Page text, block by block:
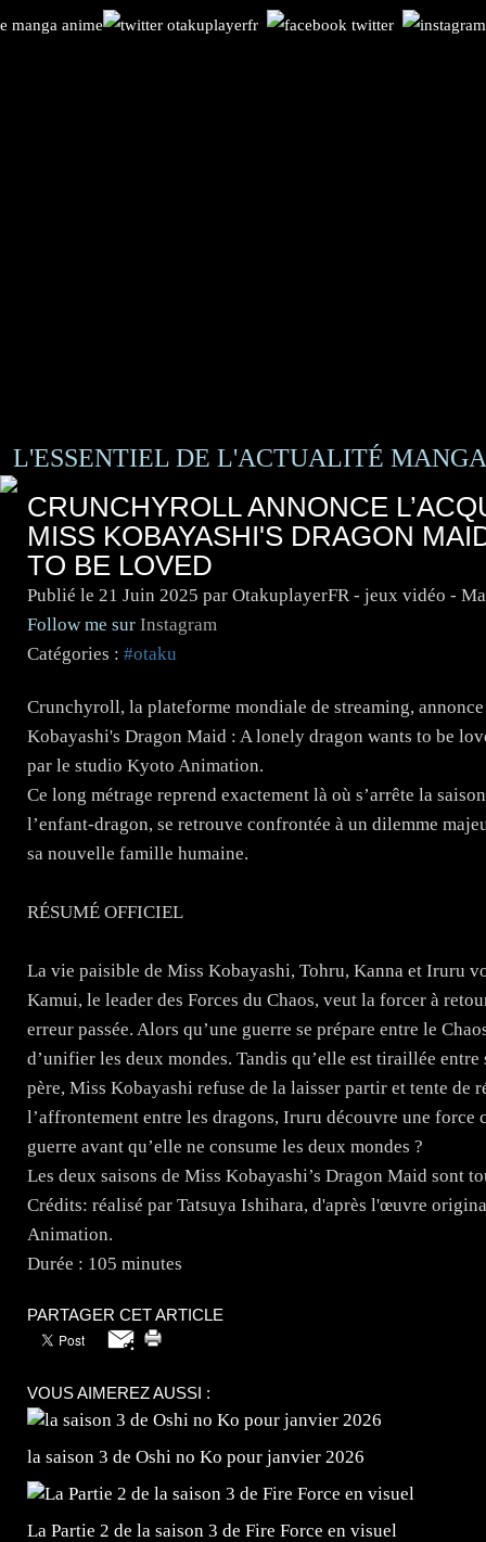
L'ESSENTIEL DE L'ACTUALITÉ
CRUNCHYROLL ANNONCE
MISS KOBAYASHI'S DRAGON
TO BE LOVED
Publié le 21 Juin 2025 par OtakuplayerFR - jeux vidéo -
Follow me sur Instagram
Catégories : #otaku
Crunchyroll, la plateforme mondiale de streaming,
Kobayashi's Dragon Maid : A lonely dragon wants to be
par le studio Kyoto Animation.
Ce long métrage reprend exactement là où s’arrête la
l’enfant-dragon, se retrouve confrontée à un dilemme
sa nouvelle famille humaine.
RÉSUMÉ OFFICIEL
La vie paisible de Miss Kobayashi, Tohru, Kanna et Iruru
Kamui, le leader des Forces du Chaos, veut la forcer à
erreur passée. Alors qu’une guerre se prépare entre le
d’unifier les deux mondes. Tandis qu’elle est tiraillée
père, Miss Kobayashi refuse de la laisser partir et tente de
l’affrontement entre les dragons, Iruru découvre une
guerre avant qu’elle ne consume les deux mondes ?
Les deux saisons de Miss Kobayashi’s Dragon Maid sont
Crédits: réalisé par Tatsuya Ishihara, d'après l'œuvre
Animation.
Durée : 105 minutes
PARTAGER CET ARTICLE
VOUS AIMEREZ AUSSI :
la saison 3 de Oshi no Ko pour janvier 2026
La Partie 2 de la saison 3 de Fire Force en visuel